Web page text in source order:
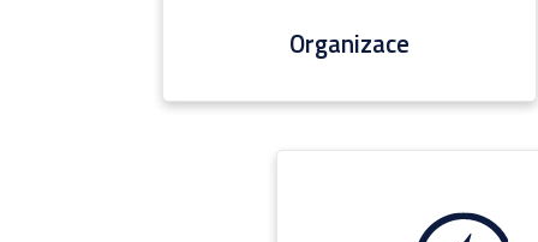
Organizace